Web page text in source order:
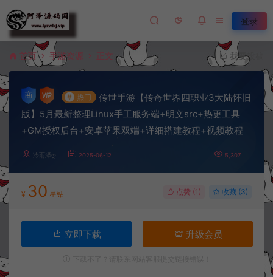
登录
首页 手游资源 正文 我要投稿
# 热门
传世手游【传奇世界四职业3大陆怀旧
版】5月最新整理Linux手工服务端+明文src+热更工具
+GM授权后台+安卓苹果双端+详细搭建教程+视频教程
冷雨泽ღ 2025-06-12 5,307
¥ 30 星钻 点赞 (1 ) 收藏 (3)
立即下载 升级会员